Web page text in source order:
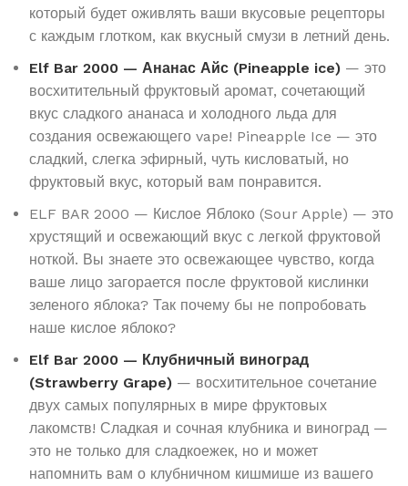
который будет оживлять ваши вкусовые рецепторы
с каждым глотком, как вкусный смузи в летний день.
Elf Bar 2000 — Ананас Айс (Pineapple ice) — это
восхитительный фруктовый аромат, сочетающий
вкус сладкого ананаса и холодного льда для
создания освежающего vape! Pineapple Ice — это
сладкий, слегка эфирный, чуть кисловатый, но
фруктовый вкус, который вам понравится.
ELF BAR 2000 — Кислое Яблоко (Sour Apple) — это
хрустящий и освежающий вкус с легкой фруктовой
ноткой. Вы знаете это освежающее чувство, когда
ваше лицо загорается после фруктовой кислинки
зеленого яблока? Так почему бы не попробовать
наше кислое яблоко?
Elf Bar 2000 — Клубничный виноград
(Strawberry Grape) — восхитительное сочетание
двух самых популярных в мире фруктовых
лакомств! Сладкая и сочная клубника и виноград —
это не только для сладкоежек, но и может
напомнить вам о клубничном кишмише из вашего